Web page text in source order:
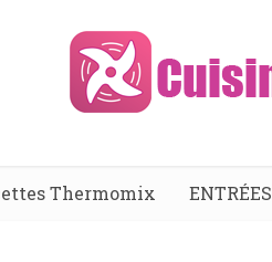
Thermomix ENTRÉES